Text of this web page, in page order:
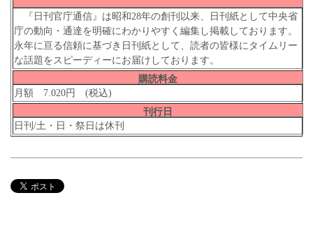
『日刊官庁通信』は昭和28年の創刊以来、日刊紙として中央省
庁の動向・通達を明確にわかりやすく編集し掲載しております。
永年に亘る信頼に基づき日刊紙として、読者の皆様にタイムリー
な話題をスピーディーにお届けしております。
購読料金
月額 7.020円 (税込)
刊行日
日刊/土・日・祭日は休刊